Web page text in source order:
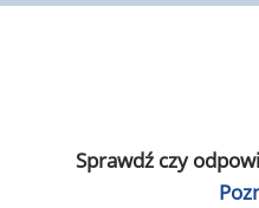
Sprawdź czy